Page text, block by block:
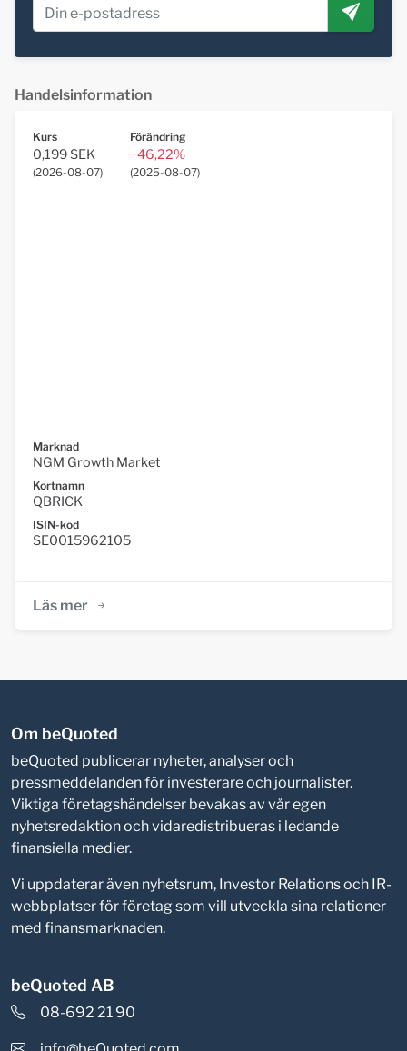
Handelsinformation
Kurs
0,199 SEK
(2026-08-07)
Förändring
−46,22%
(2025-08-07)
Marknad
NGM Growth Market
Kortnamn
QBRICK
ISIN-kod
SE0015962105
Läs mer
Om beQuoted
beQuoted publicerar nyheter, analyser och
pressmeddelanden för investerare och journalister.
Viktiga företagshändelser bevakas av vår egen
nyhetsredaktion och vidaredistribueras i ledande
finansiella medier.
Vi uppdaterar även nyhetsrum, Investor Relations och IR-
webbplatser för företag som vill utveckla sina relationer
med finansmarknaden.
beQuoted AB
08-692 21 90